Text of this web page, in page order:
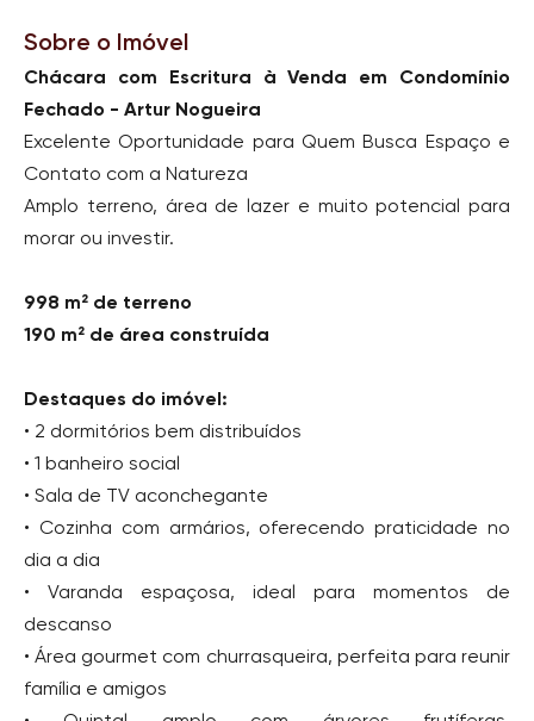
Sobre o Imóvel
Chácara com Escritura à Venda em Condomínio
Fechado - Artur Nogueira
Excelente Oportunidade para Quem Busca Espaço e
Contato com a Natureza
Amplo terreno, área de lazer e muito potencial para
morar ou investir.
998 m² de terreno
190 m² de área construída
Destaques do imóvel:
• 2 dormitórios bem distribuídos
• 1 banheiro social
• Sala de TV aconchegante
• Cozinha com armários, oferecendo praticidade no
dia a dia
• Varanda espaçosa, ideal para momentos de
descanso
• Área gourmet com churrasqueira, perfeita para reunir
família e amigos